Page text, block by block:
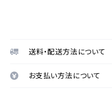
送料・配送方法について
お支払い方法について